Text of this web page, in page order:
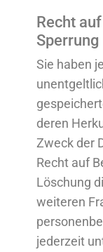
Recht
Sperrung
Sie haben
deren
Zweck der
Recht auf
Löschung
weiteren
jederzeit